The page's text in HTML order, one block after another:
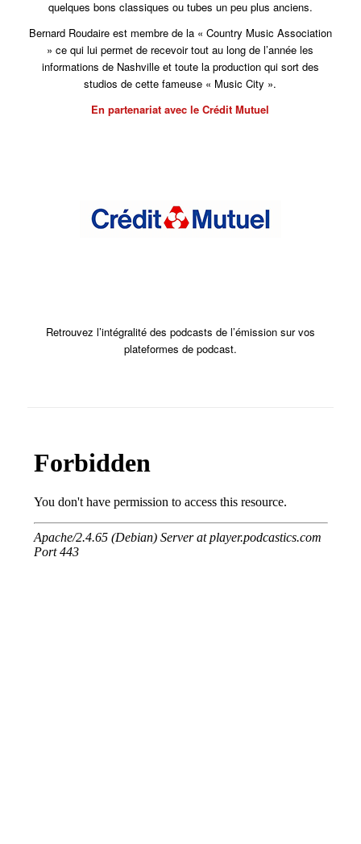
quelques bons classiques ou tubes un peu plus anciens.
Bernard Roudaire est membre de la « Country Music Association
» ce qui lui permet de recevoir tout au long de l’année les
informations de Nashville et toute la production qui sort des
studios de cette fameuse « Music City ».
En partenariat avec le Crédit Mutuel
Retrouvez l’intégralité des podcasts de l’émission sur vos
plateformes de podcast.